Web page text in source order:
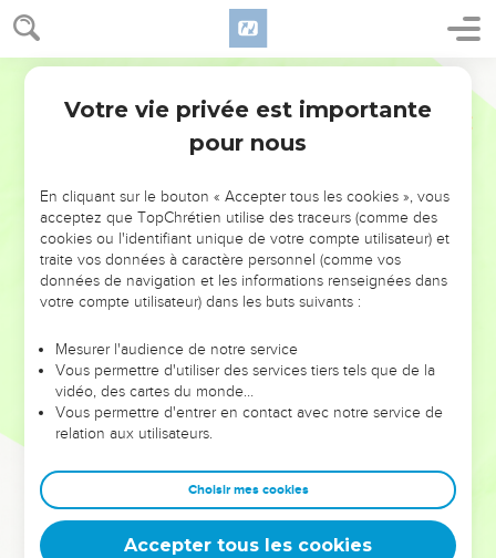
NE MANQUEZ PAS L’ÉVÉNEMENT
DE L’ANNÉE !
ET SI LEURS ERREURS POUVAIENT VOUS ÉVITER LES
VOTRES ?
leur foi ou leur vision. Mais on voit moins les doutes, les erreurs
et les saisons difficiles qu'ils ont traversés, alors même que ce
sont elles qui les ont façonnés.
Dans cette conférence, leaders, entrepreneurs, et responsables
clés pour avancer avec plus de sagesse afin que leurs erreurs
deviennent vos tremplins. Que vous guidiez un ministère, une
équipe, un groupe ou une famille, leur expérience est faite
Votre vie privée est importante
pour nous
En cliquant sur le bouton « Accepter tous les cookies », vous
acceptez que TopChrétien utilise des traceurs (comme des
cookies ou l'identifiant unique de votre compte utilisateur) et
traite vos données à caractère personnel (comme vos
données de navigation et les informations renseignées dans
votre compte utilisateur) dans les buts suivants :
Mesurer l'audience de notre service
Vous permettre d'utiliser des services tiers tels que de la
vidéo, des cartes du monde…
Vous permettre d'entrer en contact avec notre service de
relation aux utilisateurs.
Choisir mes cookies
Accepter tous les cookies